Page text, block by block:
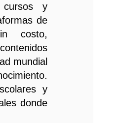
cursos y
de
costo,
mundial
y
donde